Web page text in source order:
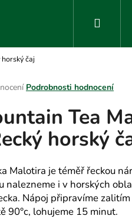
Hledat
čaj
Podrobnosti hodnocení
Tea
horský
Malotira je téměř řeckou
nalezneme i v horských
Nápoj připravíme
90°c, lohujeme 15 minut.